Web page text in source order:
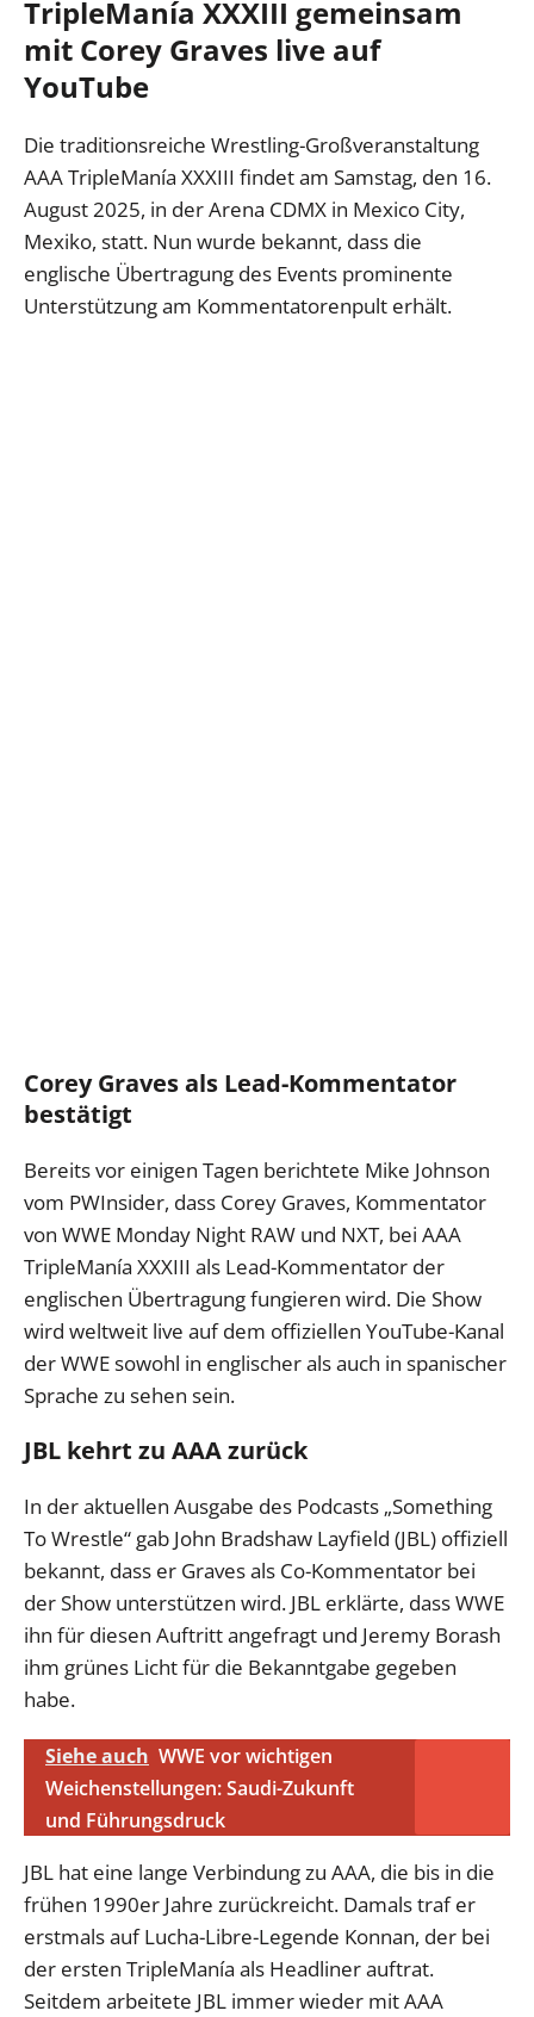
TripleManía XXXIII gemeinsam
mit Corey Graves live auf
YouTube
Die traditionsreiche Wrestling-Großveranstaltung
AAA TripleManía XXXIII findet am Samstag, den 16.
August 2025, in der Arena CDMX in Mexico City,
Mexiko, statt. Nun wurde bekannt, dass die
englische Übertragung des Events prominente
Unterstützung am Kommentatorenpult erhält.
Corey Graves als Lead-Kommentator
bestätigt
Bereits vor einigen Tagen berichtete Mike Johnson
vom PWInsider, dass Corey Graves, Kommentator
von WWE Monday Night RAW und NXT, bei AAA
TripleManía XXXIII als Lead-Kommentator der
englischen Übertragung fungieren wird. Die Show
wird weltweit live auf dem offiziellen YouTube-Kanal
der WWE sowohl in englischer als auch in spanischer
Sprache zu sehen sein.
JBL kehrt zu AAA zurück
In der aktuellen Ausgabe des Podcasts „Something
To Wrestle“ gab John Bradshaw Layfield (JBL) offiziell
bekannt, dass er Graves als Co-Kommentator bei
der Show unterstützen wird. JBL erklärte, dass WWE
ihn für diesen Auftritt angefragt und Jeremy Borash
ihm grünes Licht für die Bekanntgabe gegeben
habe.
Siehe auch WWE vor wichtigen
Weichenstellungen: Saudi-Zukunft
und Führungsdruck
JBL hat eine lange Verbindung zu AAA, die bis in die
frühen 1990er Jahre zurückreicht. Damals traf er
erstmals auf Lucha-Libre-Legende Konnan, der bei
der ersten TripleManía als Headliner auftrat.
Seitdem arbeitete JBL immer wieder mit AAA